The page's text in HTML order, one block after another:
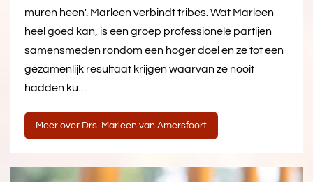
muren heen'. Marleen verbindt tribes. Wat Marleen
heel goed kan, is een groep professionele partijen
samensmeden rondom een hoger doel en ze tot een
gezamenlijk resultaat krijgen waarvan ze nooit
hadden ku…
Meer over Drs. Marleen van Amersfoort